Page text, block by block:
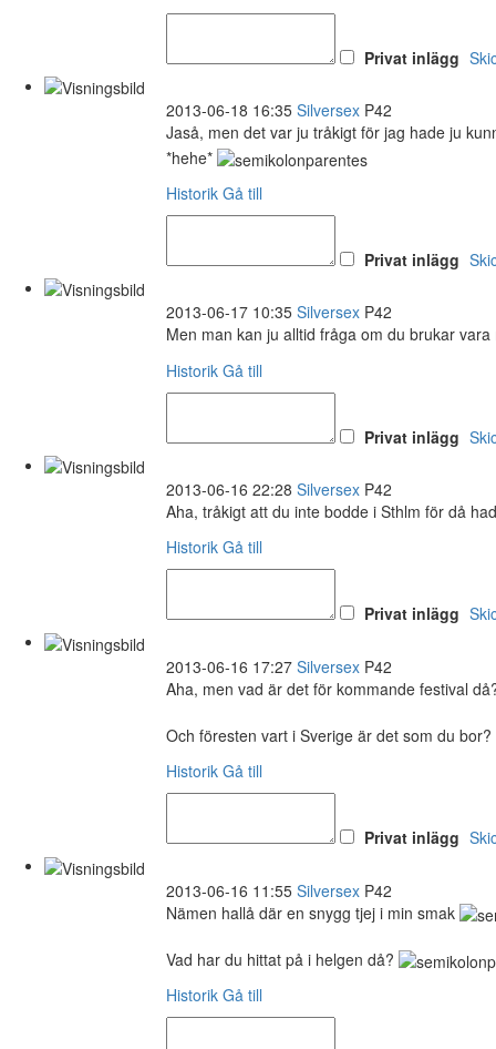
Privat inlägg
2013-06-18 16:35 Silversex P42
Jaså, men det var ju tråkigt för jag hade ju
*hehe*
Historik Gå till
Privat inlägg
2013-06-17 10:35 Silversex P42
Men man kan ju alltid fråga om du brukar
Historik Gå till
Privat inlägg
2013-06-16 22:28 Silversex P42
Aha, tråkigt att du inte bodde i Sthlm för då
Historik Gå till
Privat inlägg
2013-06-16 17:27 Silversex P42
Aha, men vad är det för kommande festival
Och föresten vart i Sverige är det som du bor?
Historik Gå till
Privat inlägg
2013-06-16 11:55 Silversex P42
Nämen hallå där en snygg tjej i min smak
Vad har du hittat på i helgen då?
Historik Gå till